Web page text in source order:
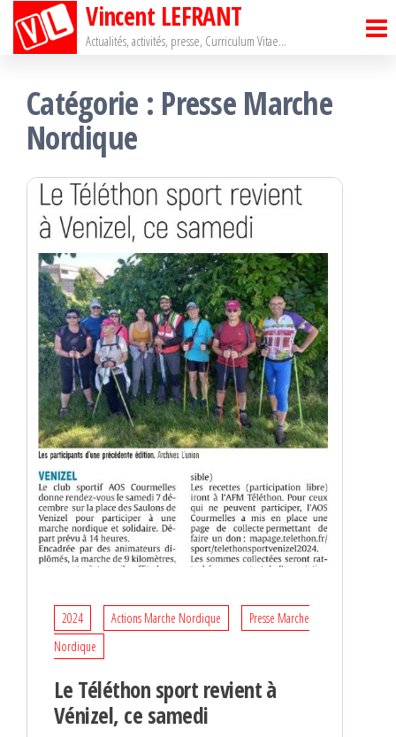
Passer
Vincent LEFRANT
Actualités, activités, presse, Curriculum Vitae…
Catégorie : Presse Marche
Nordique
2024 Actions Marche Nordique
Presse Marche
Nordique
Le Téléthon sport revient à
Vénizel, ce samedi